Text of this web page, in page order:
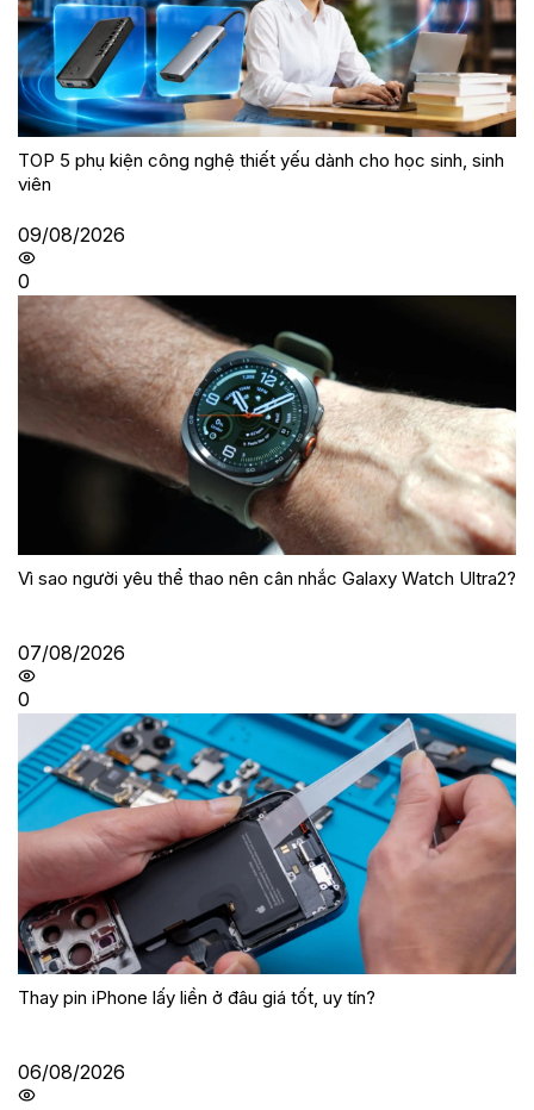
TOP 5 phụ kiện công nghệ thiết yếu dành cho học sinh, sinh
viên
09/08/2026
0
Vì sao người yêu thể thao nên cân nhắc Galaxy Watch Ultra2?
07/08/2026
0
Thay pin iPhone lấy liền ở đâu giá tốt, uy tín?
06/08/2026